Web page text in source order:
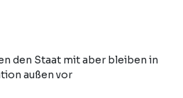
den Staat mit aber bleiben in
außen vor